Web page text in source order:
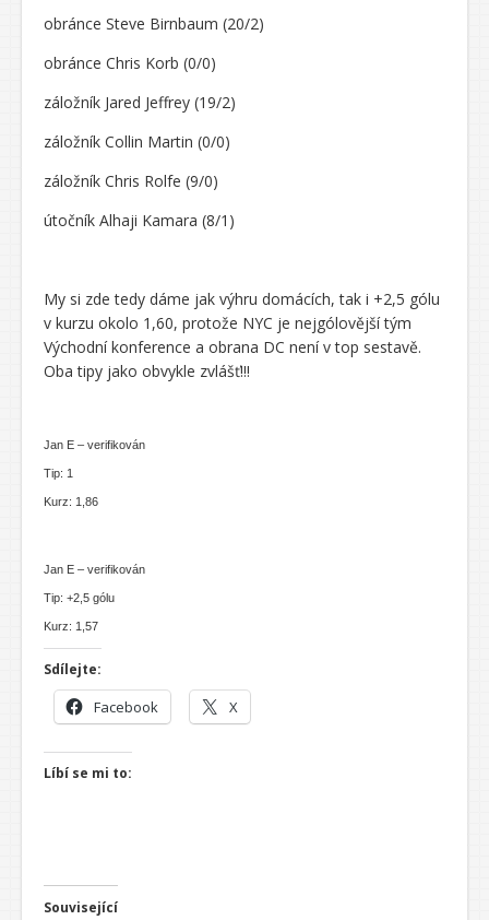
obránce Steve Birnbaum (20/2)
obránce Chris Korb (0/0)
záložník Jared Jeffrey (19/2)
záložník Collin Martin (0/0)
záložník Chris Rolfe (9/0)
útočník Alhaji Kamara (8/1)
My si zde tedy dáme jak výhru domácích, tak i +2,5 gólu
v kurzu okolo 1,60, protože NYC je nejgólovější tým
Východní konference a obrana DC není v top sestavě.
Oba tipy jako obvykle zvlášť!!!
Jan E – verifikován
Tip: 1
Kurz: 1,86
Jan E – verifikován
Tip: +2,5 gólu
Kurz: 1,57
Sdílejte:
Facebook X
Líbí se mi to:
Související